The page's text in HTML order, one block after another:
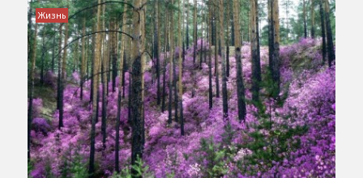
Жизнь